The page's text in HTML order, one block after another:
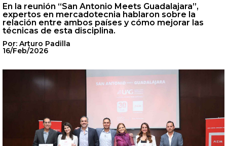
En la reunión “San Antonio Meets Guadalajara”,
expertos en mercadotecnia hablaron sobre la
relación entre ambos países y cómo mejorar las
técnicas de esta disciplina.
Por: Arturo Padilla
16/Feb/2026